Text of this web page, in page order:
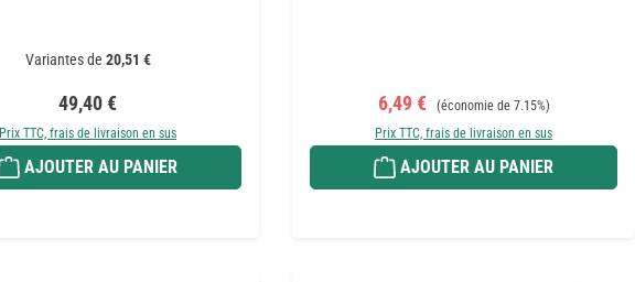
Variantes de 20,51 €
Prix régulier :
49,40 €
Prix TTC, frais de livraison en sus
AJOUTER AU PANIER
Prix de vente :
6,49 € Prix régulier :
(économie de 7.15%)
Prix TTC, frais de livraison en sus
AJOUTER AU PANIER